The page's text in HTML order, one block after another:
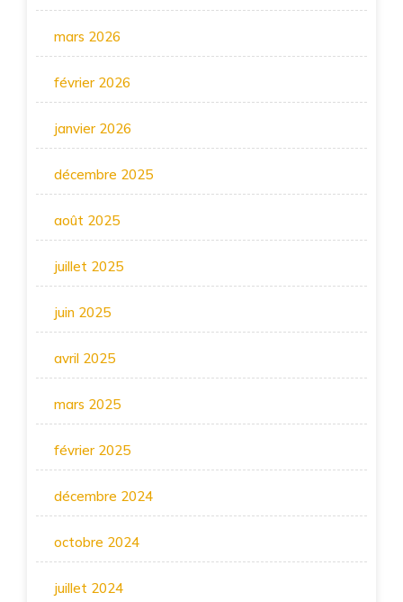
mars 2026
février 2026
janvier 2026
décembre 2025
août 2025
juillet 2025
juin 2025
avril 2025
mars 2025
février 2025
décembre 2024
octobre 2024
juillet 2024